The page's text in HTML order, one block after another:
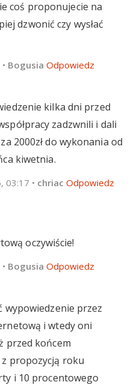
coś proponujecie na
dzwonić czy wysłać
• Bogusia Odpowiedz
kilka dni przed
zadzwnili i dali
2000zł do wykonania od
kiwetnia.
03:17 • chriac Odpowiedz
oczywiście!
• Bogusia Odpowiedz
wypowiedzenie przez
i wtedy oni
przed końcem
propozycją roku
i 10 procentowego